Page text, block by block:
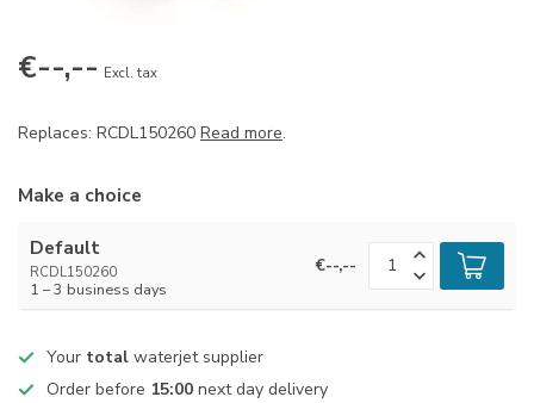
€--,-- Excl. tax
Replaces: RCDL150260 Read more.
Make a choice
Default
RCDL150260
1 – 3 business days
€--,--
Your total waterjet supplier
Order before 15:00 next day delivery